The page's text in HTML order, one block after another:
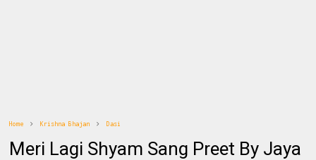
Home Krishna Bhajan Dasi
Meri Lagi Shyam Sang Preet By Jaya